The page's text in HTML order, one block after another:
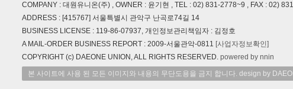
COMPANY : 대원유니온(주) , OWNER : 윤기현 , TEL : 02) 831-2778~9 , FAX : 02)
ADDRESS : [415767] 서울특별시 관악구 난곡로74길 14
BUSINESS LICENSE : 119-86-07937, 개인정보관리책임자 : 김정호
A MAIL-ORDER BUSINESS REPORT : 2009-서울관악-0811 [사업자정보확인]
COPYRIGHT (c) DAEONE UNION, ALL RIGHTS RESERVED. powered by nnin
본 사이트에 사용 된 모든 이미지와 내용의 무단도용을 금지 합니다. design by